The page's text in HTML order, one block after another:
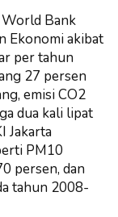
World Bank
Ekonomi akibat
per tahun
27 persen
emisi CO2
dua kali lipat
Jakarta
PM10
persen, dan
tahun 2008-